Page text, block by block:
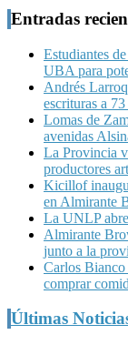
Entradas
Estudiantes
UBA para
Andrés
escrituras a
Lomas de
avenidas
La Provincia
productores
Kicillof
en Almirante
La UNLP
Almirante
junto a la
Carlos Bianco
comprar
Últimas